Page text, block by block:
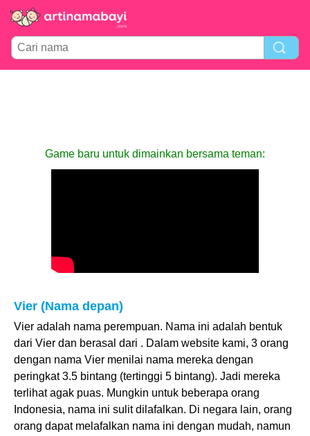
Game baru untuk dimainkan bersama teman:
Vier (Nama depan)
Vier adalah nama perempuan. Nama ini adalah bentuk
dari Vier dan berasal dari . Dalam website kami, 3 orang
dengan nama Vier menilai nama mereka dengan
peringkat 3.5 bintang (tertinggi 5 bintang). Jadi mereka
terlihat agak puas. Mungkin untuk beberapa orang
Indonesia, nama ini sulit dilafalkan. Di negara lain, orang
orang dapat melafalkan nama ini dengan mudah, namun